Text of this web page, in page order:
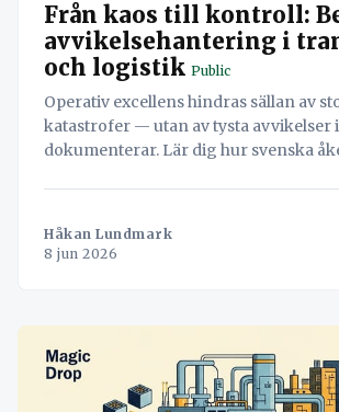
Från kaos till kontroll:
avvikelsehantering i
och logistik Public
Operativ excellens hindras sällan av
katastrofer — utan av tysta avvikelser
dokumenterar. Lär dig hur svenska
direkt i arbetsflödet.
Håkan Lundmark
8 jun 2026